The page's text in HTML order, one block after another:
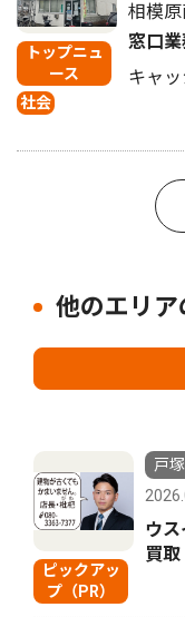
トップニュ
ース
社会
相模
窓口
キャ
他のエリア
ピックアッ
プ（PR）
戸
ウ
買